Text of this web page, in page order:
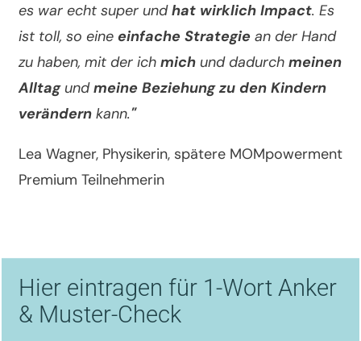
es war echt super undhat wirklich Impact. Es
ist toll, so eine einfache Strategie an der Hand
zu haben, mit der ich mich und dadurch meinen
Alltagundmeine Beziehung zu den Kindern
verändern kann."
Lea Wagner, Physikerin, spätere MOMpowerment
Premium Teilnehmerin
Hier eintragen für 1-Wort Anker
& Muster-Check